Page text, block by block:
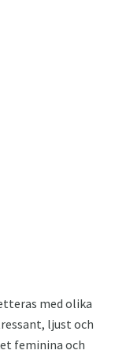
med olika
ljust och
feminina och